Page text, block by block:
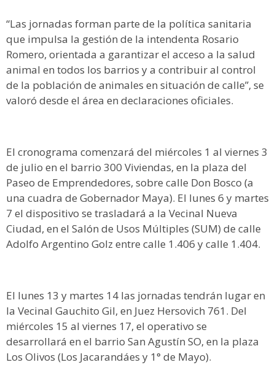
“Las jornadas forman parte de la política sanitaria
que impulsa la gestión de la intendenta Rosario
Romero, orientada a garantizar el acceso a la salud
animal en todos los barrios y a contribuir al control
de la población de animales en situación de calle”, se
valoró desde el área en declaraciones oficiales.
El cronograma comenzará del miércoles 1 al viernes 3
de julio en el barrio 300 Viviendas, en la plaza del
Paseo de Emprendedores, sobre calle Don Bosco (a
una cuadra de Gobernador Maya). El lunes 6 y martes
7 el dispositivo se trasladará a la Vecinal Nueva
Ciudad, en el Salón de Usos Múltiples (SUM) de calle
Adolfo Argentino Golz entre calle 1.406 y calle 1.404.
El lunes 13 y martes 14 las jornadas tendrán lugar en
la Vecinal Gauchito Gil, en Juez Hersovich 761. Del
miércoles 15 al viernes 17, el operativo se
desarrollará en el barrio San Agustín SO, en la plaza
Los Olivos (Los Jacarandáes y 1° de Mayo).